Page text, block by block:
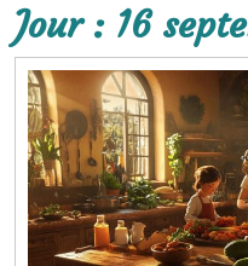
Jour : 16